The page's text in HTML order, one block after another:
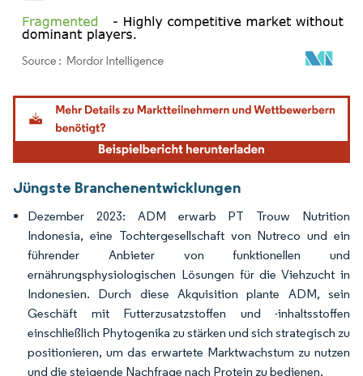
Bild © Mordor Intelligence. Wiederverwendung erfordert Namensnennung gemäß
Jüngste Branchenentwicklungen
Dezember 2023: ADM erwarb PT Trouw Nutrition
Indonesia, eine Tochtergesellschaft von Nutreco und ein
führender Anbieter von funktionellen und
ernährungsphysiologischen Lösungen für die Viehzucht in
Indonesien. Durch diese Akquisition plante ADM, sein
Geschäft mit Futterzusatzstoffen und -inhaltsstoffen
einschließlich Phytogenika zu stärken und sich strategisch zu
positionieren, um das erwartete Marktwachstum zu nutzen
und die steigende Nachfrage nach Protein zu bedienen.